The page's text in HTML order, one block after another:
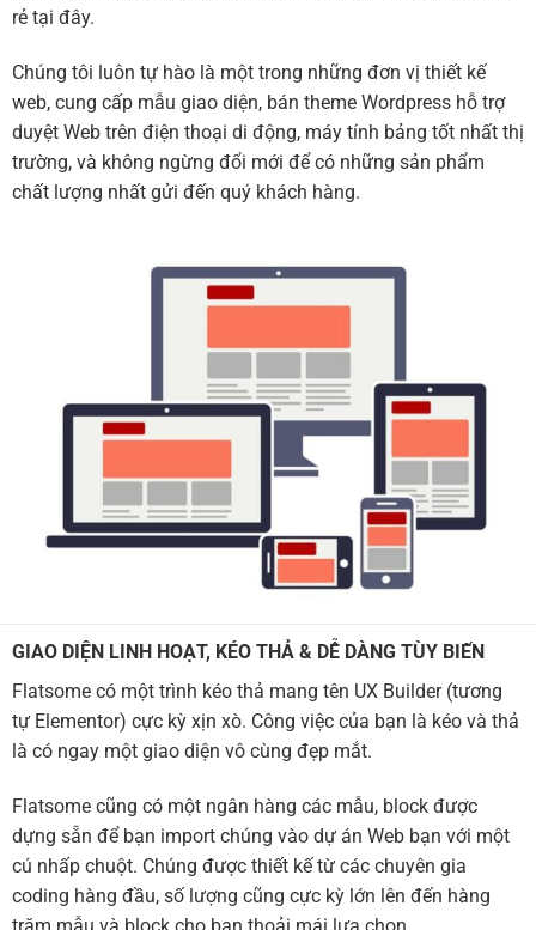
rẻ tại đây.
Chúng tôi luôn tự hào là một trong những đơn vị thiết kế
web, cung cấp mẫu giao diện, bán theme Wordpress hỗ trợ
duyệt Web trên điện thoại di động, máy tính bảng tốt nhất thị
trường, và không ngừng đổi mới để có những sản phẩm
chất lượng nhất gửi đến quý khách hàng.
GIAO DIỆN LINH HOẠT, KÉO THẢ & DỄ DÀNG TÙY BIẾN
Flatsome có một trình kéo thả mang tên UX Builder (tương
tự Elementor) cực kỳ xịn xò. Công việc của bạn là kéo và thả
là có ngay một giao diện vô cùng đẹp mắt.
Flatsome cũng có một ngân hàng các mẫu, block được
dựng sẵn để bạn import chúng vào dự án Web bạn với một
cú nhấp chuột. Chúng được thiết kế từ các chuyên gia
coding hàng đầu, số lượng cũng cực kỳ lớn lên đến hàng
trăm mẫu và block cho bạn thoải mái lựa chọn.